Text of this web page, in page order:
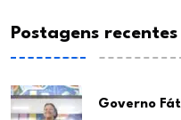
Postagens recentes
Governo